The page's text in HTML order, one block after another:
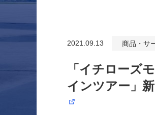
2021.09.13 商品・サ
「イチローズ
インツアー」